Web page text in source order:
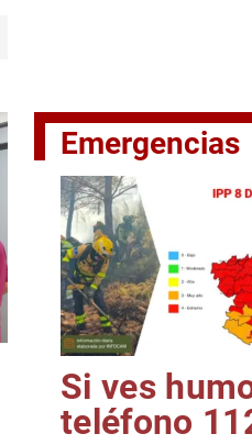
II Vuelta Ciclista CLM LEADER
Emergencias
Si ves
teléfono